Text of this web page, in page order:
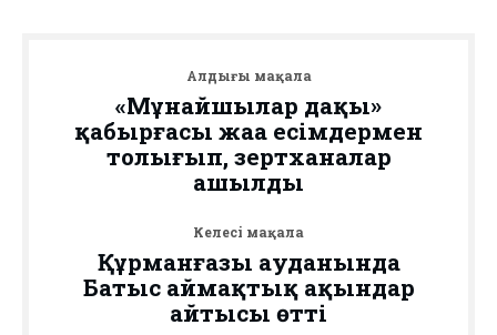
Алдыңғы мақала
«Мұнайшылар даңқы»
қабырғасы жаңа есімдермен
толығып, зертханалар
ашылды
Келесі мақала
Құрманғазы ауданында
Батыс аймақтық ақындар
айтысы өтті